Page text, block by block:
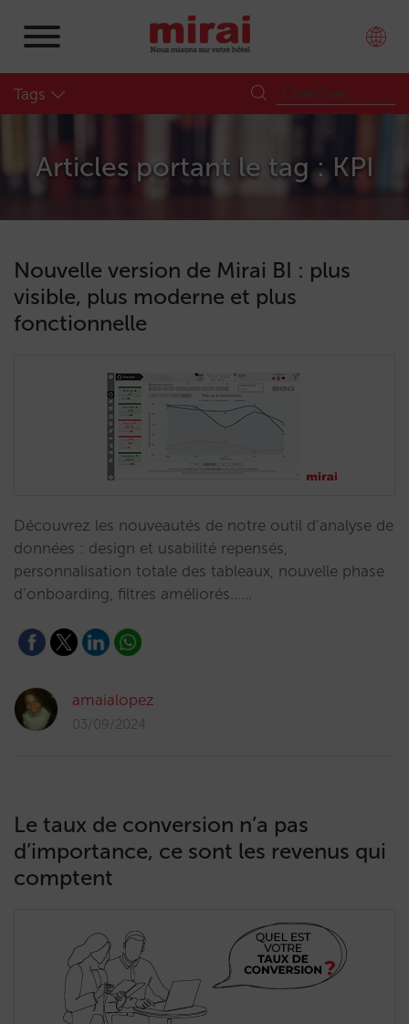
Tags
Articles portant le tag : KPI
Nouvelle version de Mirai BI : plus
visible, plus moderne et plus
fonctionnelle
Découvrez les nouveautés de notre outil d’analyse de
données : design et usabilité repensés,
personnalisation totale des tableaux, nouvelle phase
d’onboarding, filtres améliorés……
amaialopez
03/09/2024
Le taux de conversion n’a pas
d’importance, ce sont les revenus qui
comptent